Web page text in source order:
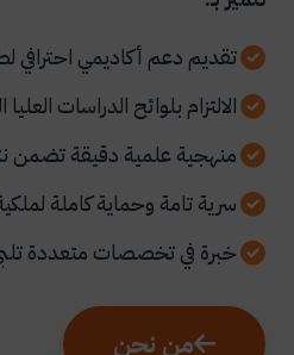
تقديم دعم أكاديمي احترافي
الالتزام بلوائح الدراسات
منهجية علمية دقيقة تضمن
سرية تامة وحماية كاملة
خبرة في تخصصات متعددة
من نحن